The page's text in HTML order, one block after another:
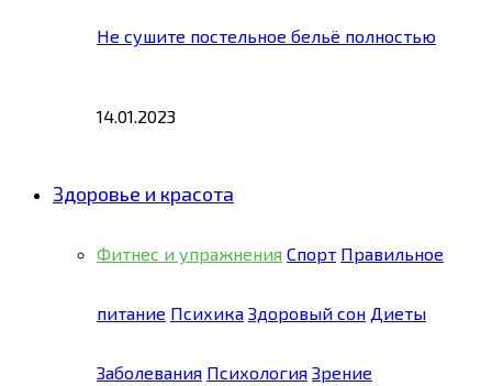
Не сушите постельное бельё полностью
14.01.2023
Здоровье и красота
Фитнес и упражнения Спорт Правильное
питание Психика Здоровый сон Диеты
Заболевания Психология Зрение